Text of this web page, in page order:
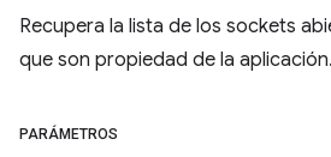
Recupera la lista de los sockets
que son propiedad de la aplicación.
PARÁMETROS